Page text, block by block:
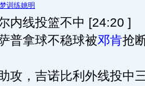
训练姚明
内线投篮不中 [24:20 ]
普拿球不稳球被邓肯抢
攻，吉诺比利外线投中